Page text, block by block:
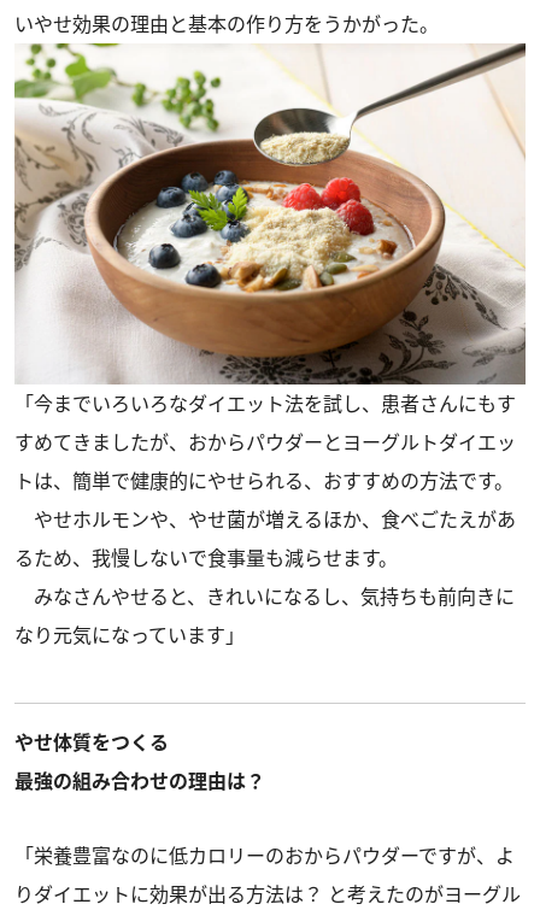
いやせ効果の理由と基本の作り方をうかがった。
「今までいろいろなダイエット法を試し、患者さんにもす
すめてきましたが、おからパウダーとヨーグルトダイエッ
トは、簡単で健康的にやせられる、おすすめの方法です。
やせホルモンや、やせ菌が増えるほか、食べごたえがあ
るため、我慢しないで食事量も減らせます。
みなさんやせると、きれいになるし、気持ちも前向きに
なり元気になっています」
やせ体質をつくる
最強の組み合わせの理由は？
「栄養豊富なのに低カロリーのおからパウダーですが、よ
りダイエットに効果が出る方法は？ と考えたのがヨーグル